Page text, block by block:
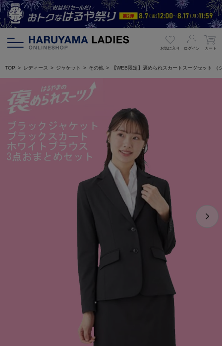
お気に入り ログイン カート
TOP レディース ジャケット その他 【WEB限定】褒められスカートスーツセット